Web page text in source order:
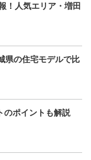
！人気エリア・増田
県の住宅モデルで比
のポイントも解説